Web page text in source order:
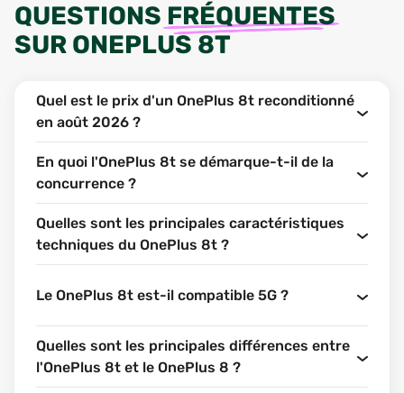
QUESTIONS FRÉQUENTES
SUR ONEPLUS 8T
Quel est le prix d'un OnePlus 8t reconditionné
en août 2026 ?
En quoi l'OnePlus 8t se démarque-t-il de la
concurrence ?
Quelles sont les principales caractéristiques
techniques du OnePlus 8t ?
Le OnePlus 8t est-il compatible 5G ?
Quelles sont les principales différences entre
l'OnePlus 8t et le OnePlus 8 ?